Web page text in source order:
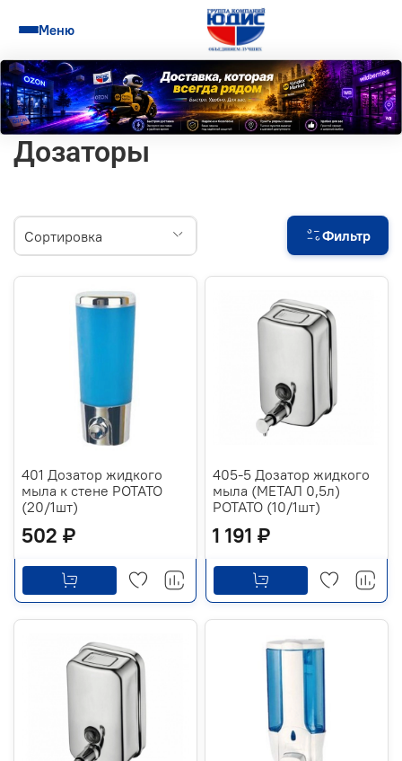
Меню
Дозаторы
401 Дозатор жидкого
мыла к стене РОТАТО
(20/1шт)
502 ₽
405-5 Дозатор жидкого
мыла (МЕТАЛ 0,5л)
РОТАТО (10/1шт)
1 191 ₽
Фильтр